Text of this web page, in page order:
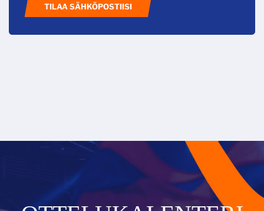
TILAA SÄHKÖPOSTIISI